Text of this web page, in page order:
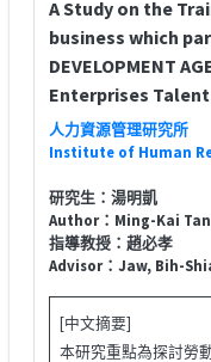
A Study on the
business which
DEVELOPMENT
Enterprises
人力資源管理研究所
Institute of Human
研究生：湯明凱
Author：Ming-Kai
指導教授：趙必孝
Advisor：Jaw, Bih-
[中文摘要]
本研究重點為探討勞